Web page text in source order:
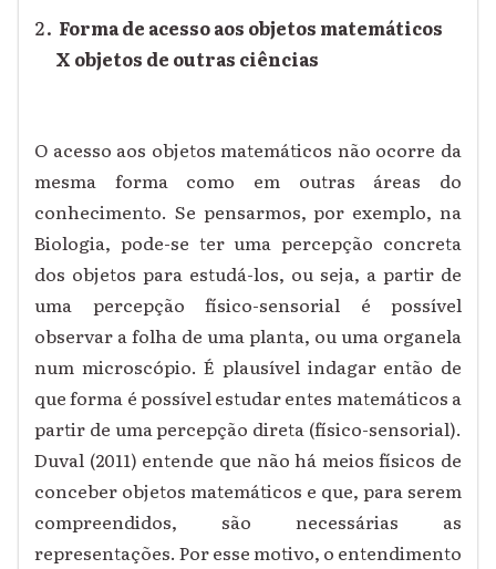
Forma de acesso aos objetos matemáticos
X objetos de outras ciências
O acesso aos objetos matemáticos não ocorre da
mesma forma como em outras áreas do
conhecimento. Se pensarmos, por exemplo, na
Biologia, pode-se ter uma percepção concreta
dos objetos para estudá-los, ou seja, a partir de
uma percepção físico-sensorial é possível
observar a folha de uma planta, ou uma organela
num microscópio. É plausível indagar então de
que forma é possível estudar entes matemáticos a
partir de uma percepção direta (físico-sensorial).
Duval (2011) entende que não há meios físicos de
conceber objetos matemáticos e que, para serem
compreendidos, são necessárias as
representações. Por esse motivo, o entendimento